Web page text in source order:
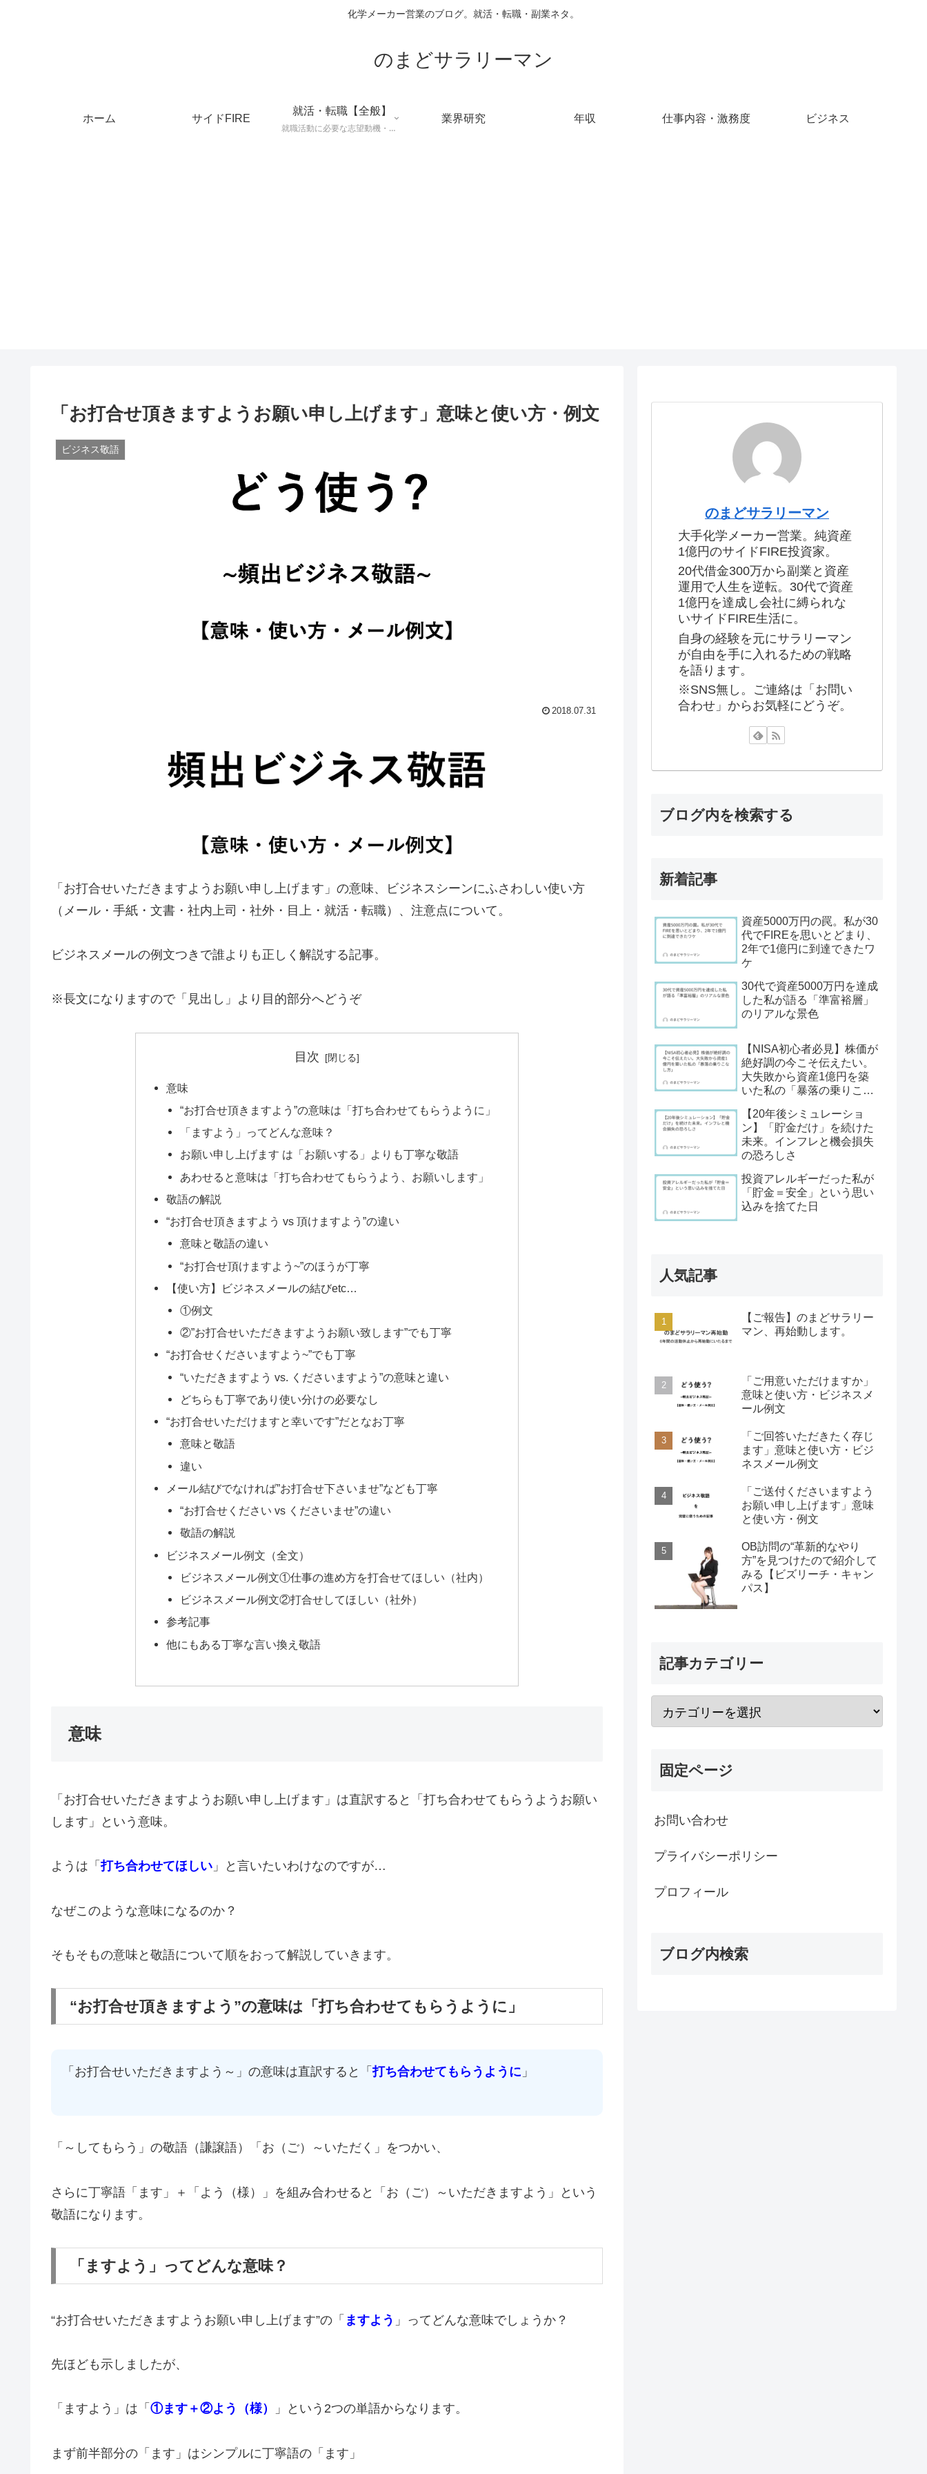
化学メーカー営業のブログ。就活・転職・副業ネタ。
のまどサラリーマン
ホーム サイドFIRE
就活・転職【全般】
就職活動に必要な志望動機・メールマナー・業界研究などに役立つ知識を公開するページ。
業界研究 年収 仕事内容・激務度 ビジネス
「お打合せ頂きますようお願い申し上げます」意味と使い方・例文
ビジネス敬語
2018.07.31
「お打合せいただきますようお願い申し上げます」の意味、ビジネスシーンにふさわしい使い方
（メール・手紙・文書・社内上司・社外・目上・就活・転職）、注意点について。
ビジネスメールの例文つきで誰よりも正しく解説する記事。
※長文になりますので「見出し」より目的部分へどうぞ
目次
意味
“お打合せ頂きますよう”の意味は「打ち合わせてもらうように」
「ますよう」ってどんな意味？
お願い申し上げます は「お願いする」よりも丁寧な敬語
あわせると意味は「打ち合わせてもらうよう、お願いします」
敬語の解説
“お打合せ頂きますよう vs 頂けますよう”の違い
意味と敬語の違い
“お打合せ頂けますよう~”のほうが丁寧
【使い方】ビジネスメールの結びetc…
①例文
②”お打合せいただきますようお願い致します”でも丁寧
“お打合せくださいますよう~”でも丁寧
“いただきますよう vs. くださいますよう”の意味と違い
どちらも丁寧であり使い分けの必要なし
“お打合せいただけますと幸いです”だとなお丁寧
意味と敬語
違い
メール結びでなければ”お打合せ下さいませ”なども丁寧
“お打合せください vs くださいませ”の違い
敬語の解説
ビジネスメール例文（全文）
ビジネスメール例文①仕事の進め方を打合せてほしい（社内）
ビジネスメール例文②打合せしてほしい（社外）
参考記事
他にもある丁寧な言い換え敬語
意味
「お打合せいただきますようお願い申し上げます」は直訳すると「打ち合わせてもらうようお願い
します」という意味。
ようは「打ち合わせてほしい 」と言いたいわけなのですが…
なぜこのような意味になるのか？
そもそもの意味と敬語について順をおって解説していきます。
“お打合せ頂きますよう”の意味は「打ち合わせてもらうように」
「お打合せいただきますよう～」の意味は直訳すると「打ち合わせてもらうように 」
「～してもらう」の敬語（謙譲語）「お（ご）～いただく」をつかい、
さらに丁寧語「ます」＋「よう（様）」を組み合わせると「お（ご）～いただきますよう」という
敬語になります。
「ますよう」ってどんな意味？
“お打合せいただきますようお願い申し上げます”の「 ますよう 」ってどんな意味でしょうか？
先ほども示しましたが、
「ますよう」は「 ①ます＋②よう（様） 」という2つの単語からなります。
まず前半部分の「ます」はシンプルに丁寧語の「ます」
のまどサラリーマン
大手化学メーカー営業。純資産
1億円のサイドFIRE投資家。
20代借金300万から副業と資産
運用で人生を逆転。30代で資産
1億円を達成し会社に縛られな
いサイドFIRE生活に。
自身の経験を元にサラリーマン
が自由を手に入れるための戦略
を語ります。
※SNS無し。ご連絡は「お問い
合わせ」からお気軽にどうぞ。
ブログ内を検索する
新着記事
資産5000万円の罠。私が30
代でFIREを思いとどまり、
2年で1億円に到達できたワ
ケ
30代で資産5000万円を達成
した私が語る「準富裕層」
のリアルな景色
【NISA初心者必見】株価が
絶好調の今こそ伝えたい。
大失敗から資産1億円を築
いた私の「暴落の乗りこな
【20年後シミュレーショ
ン】「貯金だけ」を続けた
未来。インフレと機会損失
の恐ろしさ
投資アレルギーだった私が
「貯金＝安全」という思い
込みを捨てた日
人気記事
【ご報告】のまどサラリー
マン、再始動します。
「ご用意いただけますか」
意味と使い方・ビジネスメ
ール例文
「ご回答いただきたく存じ
ます」意味と使い方・ビジ
ネスメール例文
「ご送付くださいますよう
お願い申し上げます」意味
と使い方・例文
OB訪問の“革新的なやり
方”を見つけたので紹介して
みる【ビズリーチ・キャン
パス】
記事カテゴリー
固定ページ
お問い合わせ
プライバシーポリシー
プロフィール
ブログ内検索